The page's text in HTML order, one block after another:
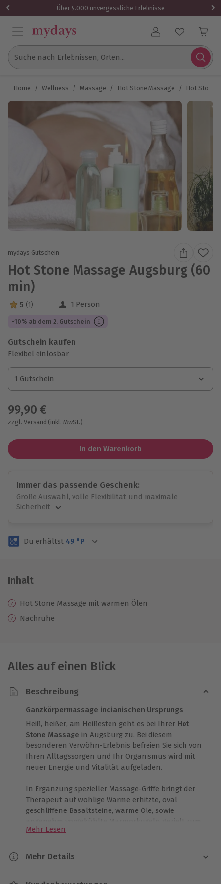
Über 9.000 unvergessliche Erlebnisse
Benutzerkonto
Suche nach Erlebnissen, Orten...
Home / Wellness / Massage / Hot Stone Massage / Hot Stone
mydays Gutschein
Hot Stone Massage Augsburg (60
min)
5 Sterne von 5 aus 1 Bewertungen
5 (1) 1 Person
-10% ab dem 2. Gutschein
Gutschein kaufen
Flexibel einlösbar
1 Gutschein
1 Gutschein
1 Gutschein
99,90 €
zzgl. Versand (inkl. MwSt.)
In den Warenkorb
Immer das passende Geschenk:
Große Auswahl, volle Flexibilität und maximale
Sicherheit
Volle Flexibilität
3 Jahre gültig & verlängerbar.
Du erhältst 49 °P
Inhalt
Hot Stone Massage mit warmen Ölen
Nachruhe
Alles auf einen Blick
Beschreibung
Ganzkörpermassage indianischen Ursprungs
Heiß, heißer, am Heißesten geht es bei Ihrer Hot
Stone Massage in Augsburg zu. Bei diesem
besonderen Verwöhn-Erlebnis befreien Sie sich von
Ihren Alltagssorgen und Ihr Organismus wird mit
neuer Energie und Vitalität aufgeladen.
In Ergänzung spezieller Massage-Griffe bringt der
Therapeut auf wohlige Wärme erhitzte, oval
geschliffene Basaltsteine, warme Öle, sowie
angenehm vorgekühlte Marmorkugeln gezielt zum
Einsatz. Zusammen mit dem Duft der Aromaöle führt
zu einer ganzheitlichen Entspannung aller Sinne.
Mehr Lesen
Mehr Details